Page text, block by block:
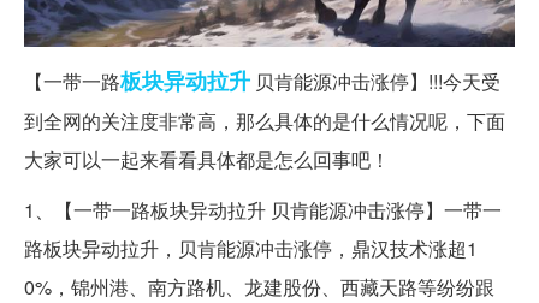
【一带一路板块异动拉升 贝肯能源冲击涨停】!!!今天受
到全网的关注度非常高，那么具体的是什么情况呢，下面
大家可以一起来看看具体都是怎么回事吧！
1、【一带一路板块异动拉升 贝肯能源冲击涨停】一带一
路板块异动拉升，贝肯能源冲击涨停，鼎汉技术涨超1
0%，锦州港、南方路机、龙建股份、西藏天路等纷纷跟